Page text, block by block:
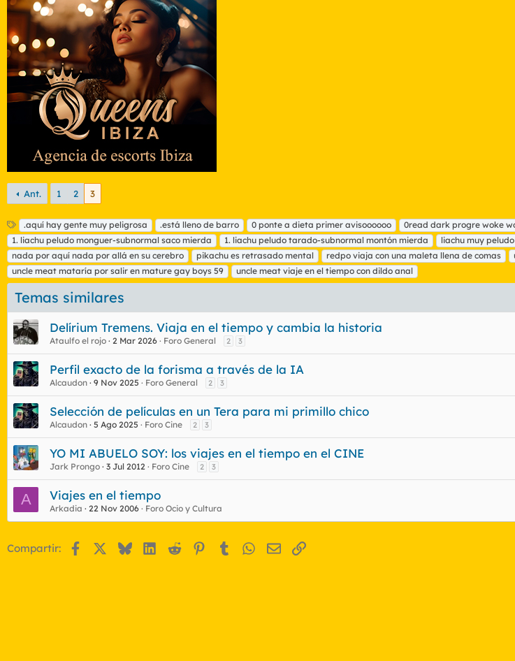
Ant. 1 2 3
E
t
i
q
u
e
a
s
.aquí hay gente muy peligrosa .está lleno de barro 0 ponte a dieta primer avisoooooo 0read dark progre woke
1. liachu peludo monguer-subnormal saco mierda
1. liachu peludo tarado-subnormal montón mierda liachu muy peludo
nada por aquí nada por allá en su cerebro
pikachu es retrasado mental redpo viaja con una maleta llena de comas
uncle meat mataría por salir en mature gay boys 59
uncle meat viaje en el tiempo con dildo anal
Temas similares
Delírium Tremens. Viaja en el tiempo y cambia la historia
Ataulfo el rojo 2 Mar 2026 Foro General 2 3
Perfil exacto de la forisma a través de la IA
Alcaudon 9 Nov 2025 Foro General 2 3
Selección de películas en un Tera para mi primillo chico
Alcaudon 5 Ago 2025 Foro Cine 2 3
YO MI ABUELO SOY: los viajes en el tiempo en el CINE
Jark Prongo 3 Jul 2012 Foro Cine 2 3
A Viajes en el tiempo
Arkadia 22 Nov 2006 Foro Ocio y Cultura
Compartir: FacebookBlueskyLinkedIn
Reddit Pinterest
Tumblr WhatsApp
EmailEnlace